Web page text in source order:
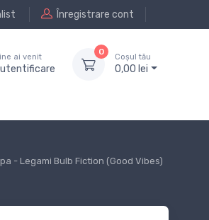
Înregistrare cont
ai venit
0
Coșul tău
0,00 lei
- Legami Bulb Fiction (Good Vibes)